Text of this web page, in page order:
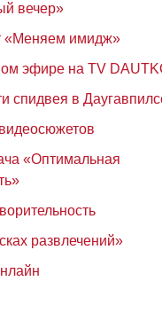
вечер»
«Меняем имидж»
эфире на TV
спидвея в
«Оптимальная
развлечений»